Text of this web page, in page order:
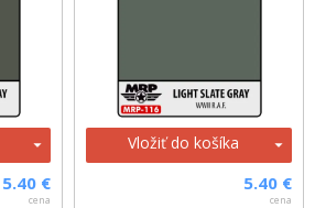
5.40 €
cena
Vložiť do košíka
5.40 €
cena